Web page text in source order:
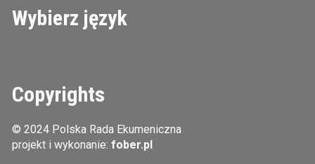
Wybierz język
Copyrights
© 2024 Polska Rada Ekumeniczna
projekt i wykonanie: fober.pl